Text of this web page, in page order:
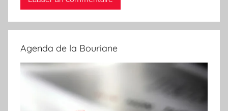
Agenda de la Bouriane